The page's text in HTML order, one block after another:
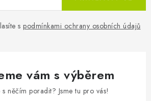
s podmínkami ochrany osobních údajů
vám s výběrem
něčím poradit? Jsme tu pro vás!